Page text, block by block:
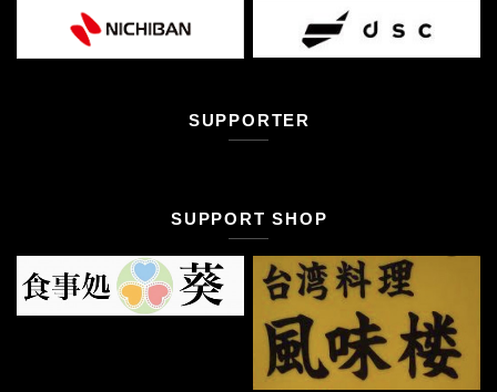
SUPPORTER
SUPPORT SHOP